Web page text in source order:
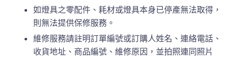
如燈具之零配件、耗材或燈具本身已停產無法取得，
則無法提供保修服務。
維修服務請註明訂單編號或訂購人姓名、連絡電話、
收貨地址、商品編號、維修原因，並拍照連同照片